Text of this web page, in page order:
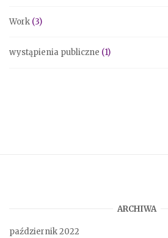
Work (3)
wystąpienia publiczne (1)
ARCHIWA
październik 2022